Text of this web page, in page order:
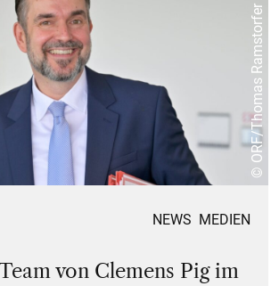
© ORF/Thomas Ramstorfer
NEWS MEDIEN
von Clemens Pig im